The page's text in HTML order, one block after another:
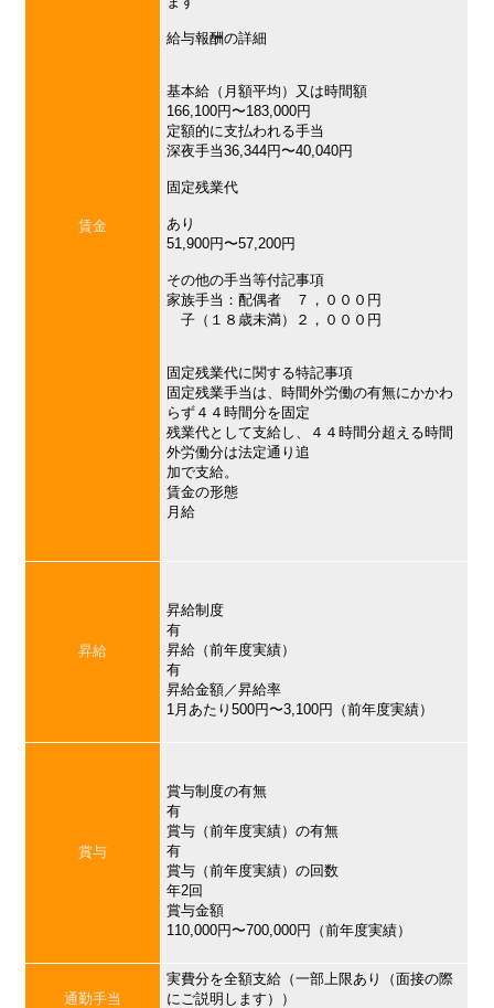
賃金
給与報酬の詳細
基本給（月額平均）又は時間額
166,100円〜183,000円
定額的に支払われる手当
深夜手当36,344円〜40,040円
固定残業代
あり
51,900円〜57,200円
その他の手当等付記事項
家族手当：配偶者 ７，０００円
子（１８歳未満）２，０００円
固定残業代に関する特記事項
固定残業手当は、時間外労働の有無にかかわ
らず４４時間分を固定
残業代として支給し、４４時間分超える時間
外労働分は法定通り追
加で支給。
賃金の形態
月給
昇給
昇給制度
有
昇給（前年度実績）
有
昇給金額／昇給率
1月あたり500円〜3,100円（前年度実績）
賞与
賞与制度の有無
有
賞与（前年度実績）の有無
有
賞与（前年度実績）の回数
年2回
賞与金額
110,000円〜700,000円（前年度実績）
通勤手当
実費分を全額支給（一部上限あり（面接の際
にご説明します））